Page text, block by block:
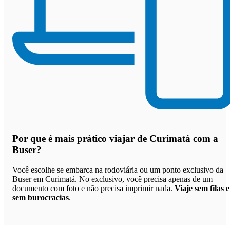
Por que é mais prático viajar de Curimatá com a
Buser?
Você escolhe se embarca na rodoviária ou um ponto exclusivo da
Buser em Curimatá. No exclusivo, você precisa apenas de um
documento com foto e não precisa imprimir nada. Viaje sem filas e
sem burocracias.